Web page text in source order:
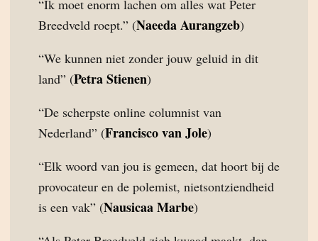
“Ik moet enorm lachen om alles wat Peter
Breedveld roept.” (Naeeda Aurangzeb)
“We kunnen niet zonder jouw geluid in dit
land” (Petra Stienen)
“De scherpste online columnist van
Nederland” (Francisco van Jole)
“Elk woord van jou is gemeen, dat hoort bij de
provocateur en de polemist, nietsontziendheid
is een vak” (Nausicaa Marbe)